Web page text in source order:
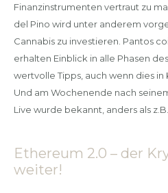
Finanzinstrumenten vertraut zu
del Pino wird unter anderem
Cannabis zu investieren. Pantos
erhalten Einblick in alle Phasen
wertvolle Tipps, auch wenn dies in
Und am Wochenende nach
Live wurde bekannt, anders als z.B.
Ethereum 2.0 – der
weiter!